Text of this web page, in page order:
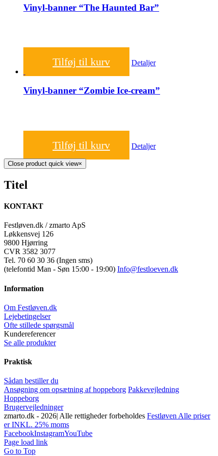
Vinyl-banner “The Haunted Bar”
Tilføj til kurv Detaljer
Vinyl-banner “Zombie Ice-cream”
Tilføj til kurv Detaljer
Close product quick view×
Titel
KONTAKT
Festløven.dk / zmarto ApS
Løkkensvej 126
9800 Hjørring
CVR 3582 3077
Tel. 70 60 30 36 (Ingen sms)
(telefontid Man - Søn 15:00 - 19:00) Info@festloeven.dk
Information
Om Festløven.dk
Lejebetingelser
Ofte stillede spørgsmål
Kundereferencer
Se alle produkter
Praktisk
Sådan bestiller du
Ansøgning om opsætning af hoppeborg Pakkevejledning
Hoppeborg
Brugervejledninger
zmarto.dk - 2026| Alle rettigheder forbeholdes Festløven Alle priser
er INKL. 25% moms
FacebookInstagramYouTube
Page load link
Go to Top